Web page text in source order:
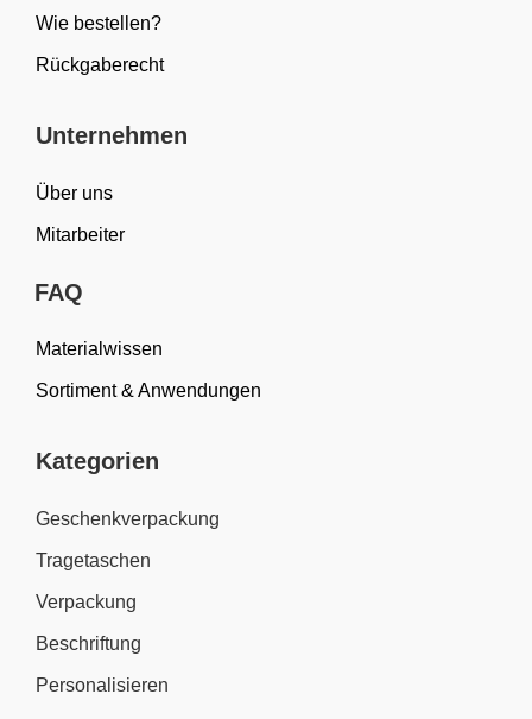
Wie bestellen?
Rückgaberecht
Unternehmen
Über uns
Mitarbeiter
FAQ
Materialwissen
Sortiment & Anwendungen
Kategorien
Geschenkverpackung
Tragetaschen
Verpackung
Beschriftung
Personalisieren